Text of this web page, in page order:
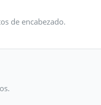
de encabezado.